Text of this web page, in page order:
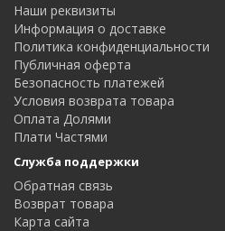
Наши реквизиты
Информация о доставке
Политика конфиденциальности
Публичная оферта
Безопасность платежей
Условия возврата товара
Оплата Долями
Плати Частями
Служба поддержки
Обратная связь
Возврат товара
Карта сайта